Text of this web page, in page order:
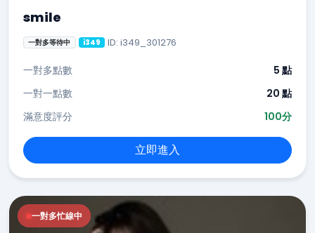
smile
一對多等待中 i349 ID: i349_301276
一對多點數
5 點
一對一點數
20 點
滿意度評分
100分
立即進入
一對多忙線中